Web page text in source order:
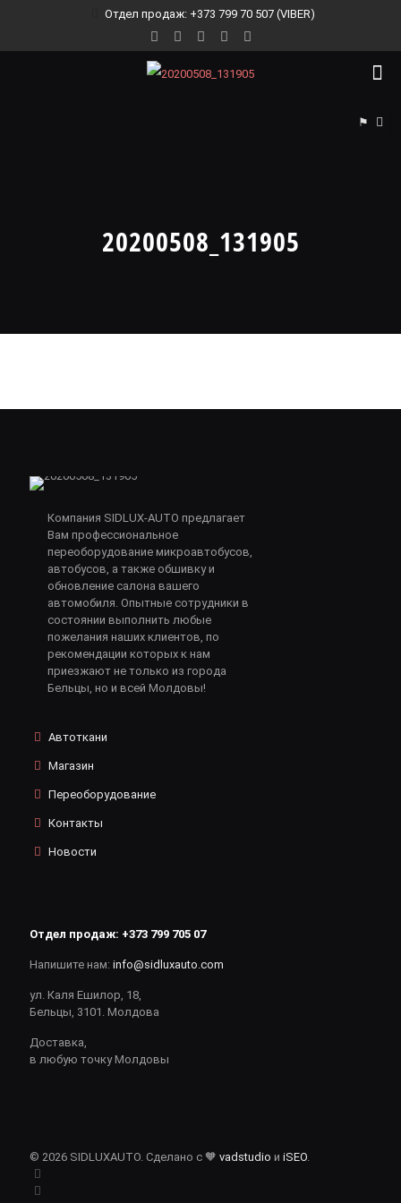
Отдел продаж: +373 799 70 507 (VIBER)
⚑
20200508_131905
Компания SIDLUX-AUTO предлагает
Вам профессиональное
переоборудование микроавтобусов,
автобусов, а также обшивку и
обновление салона вашего
автомобиля. Опытные сотрудники в
состоянии выполнить любые
пожелания наших клиентов, по
рекомендации которых к нам
приезжают не только из города
Бельцы, но и всей Молдовы!
Автоткани
Магазин
Переоборудование
Контакты
Новости
Отдел продаж: +373 799 705 07
Напишите нам: info@sidluxauto.com
ул. Каля Ешилор, 18,
Бельцы, 3101. Молдова
Доставка,
в любую точку Молдовы
© 2026 SIDLUXAUTO. Сделано с 🧡 vadstudio и iSEO.